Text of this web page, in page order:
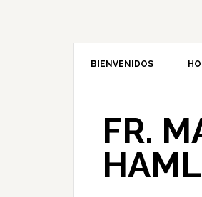
BIENVENIDOS
FR.